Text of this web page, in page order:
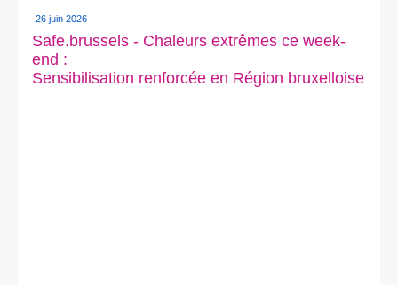
26 juin 2026
Safe.brussels - Chaleurs extrêmes ce week-
end :
Sensibilisation renforcée en Région bruxelloise